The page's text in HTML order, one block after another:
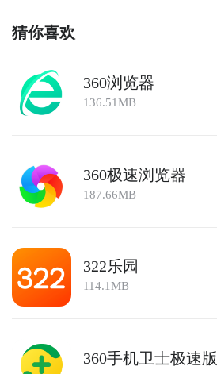
猜你喜欢
360浏览器
136.51MB
360极速浏览器
187.66MB
322乐园
114.1MB
360手机卫士极速版